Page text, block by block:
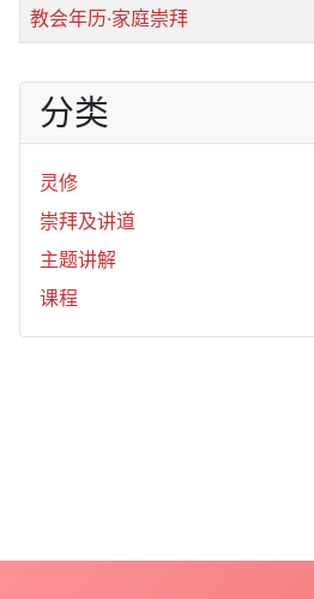
教会年历‧家庭崇拜
分类
灵修
崇拜及讲道
主题讲解
课程